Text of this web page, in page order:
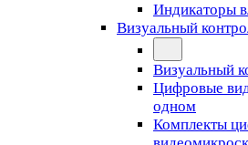
Индикаторы
Визуальный
Визуальный
Цифровые
одном
Комплекты